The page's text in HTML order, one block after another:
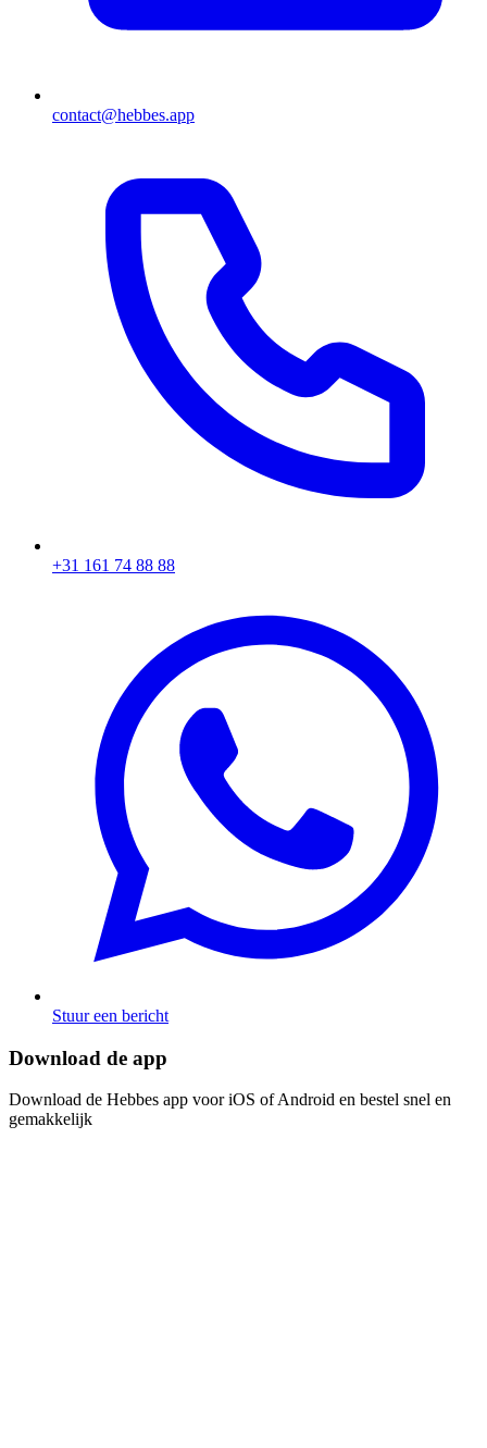
contact@hebbes.app
+31 161 74 88 88‬​​​​‌ ‍ ​‍​‍‌‍ ‌ ​‍‌‍‍‌‌‍‌ ‌‍‍‌‌‍ ‍​‍​‍​ ‍‍​‍​‍‌ ​ ‌‍​‌‌‍ ‍‌‍‍‌‌ ‌​‌ ‍‌​‍ ‍‌‍‍‌‌‍ ​‍​‍​‍ ​​‍​‍‌‍‍​‌ ​‍‌‍‌‌‌‍‌‍​‍​‍​ ‍‍​‍​‍‌‍‍​‌ ‌​‌ ‌​‌ ​​​ ‍‍​‍ ​‍ ‌‍ ​‌‍ ‌‍​ ‌‍​‌‌‍ ​‌‍‍​‌‍ ‌ ​ ‌ ‌​​ ‍‍​ ​ ​ ​ ​ ​ ​ ​ ​‍ ‌‍‍‌‌‍ ‍‌ ‌​‌‍‌‌‌‍ ‍‌ ‌​​‍ ‌‍‌‌‌‍‌​‌‍‍‌‌ ‌​​‍ ‌‍ ‌‌‍ ‌‍‌​‌‍‌‌​ ‌‌ ​​‌ ​‍‌‍‌‌‌ ​ ‌‍‌‌‌‍ ‍‌ ‌​‌‍​‌‌ ‌​‌‍‍‌‌‍ ‌‍ ‍​ ‍ ‌‍‍‌‌‍‌​​ ‌‌‍‌ ‌‍ ​‌‍ ‌‍​‍‌‍​‌‌‍ ​​ ‍ ‌ ‌​‌ ‍‌‌ ​​‌‍‌‌​ ‌‌‍‌ ‌‍ ​‌‍ ‌‍​‍‌‍​‌‌‍ ​​ ‍ ‌ ​​‌‍​‌‌ ‌​‌‍‍​​ ‌‌‍​ ‌‍ ‌‍ ‍‌ ‌​‌‍​‌‌‍​ ‌ ‌​​‍ ‍‌ ​​‌‍‍​‌‍ ‌‍ ‍‌‍‌‌​ ‌‍​‍‌‍​‌‌ ​ ‌‍‌‌‌‌‌‌‌ ​‍‌‍ ​​ ‌‌‍‍​‌ ‌​‌ ‌​‌ ​​​‍‌‌​ ​ ‌​​‌​‍‌‌​ ​‍‌​‌‍​‍‌‌​ ​‍‌​‌‍‌‍ ​‌‍ ‌‍​ ‌‍​‌‌‍ ​‌‍‍​‌‍ ‌ ​ ‌ ‌​​‍‌‌​ ​ ‌​​‌​ ​ ​ ​ ​ ​ ​ ​ ​‍‌‍‌‍‍‌‌‍‌​​ ‌‌‍‌ ‌‍ ​‌‍ ‌‍​‍‌‍​‌‌‍ ​​‍‌‍‌ ‌​‌ ‍‌‌ ​​‌‍‌‌​ ‌‌‍‌ ‌‍ ​‌‍ ‌‍​‍‌‍​‌‌‍ ​​‍‌‍‌ ​​‌‍​‌‌ ‌​‌‍‍​​ ‌‌‍​ ‌‍ ‌‍ ‍‌ ‌​‌‍​‌‌‍​ ‌ ‌​​‍ ‍‌ ​​‌‍‍​‌‍ ‌‍ ‍‌‍‌‌​‍‌‍‌ ​​‌‍‌‌‌ ​‍‌ ​ ‌ ​​‌‍‌‌‌‍​ ‌ ‌​‌‍‍‌‌ ‌‍‌‍‌‌​ ‌‌ ​​‌ ‌‌‌‍​‍‌‍ ​‌‍‍‌‌ ​ ‌‍‍​‌‍‌‌‌‍‌​​‍​‍‌ ‌
Stuur een bericht
Download de app​​​​‌ ‍ ​‍​‍‌‍ ‌ ​‍‌‍‍‌‌‍‌ ‌‍‍‌‌‍ ‍​‍​‍​ ‍‍​‍​‍‌ ​ ‌‍​‌‌‍ ‍‌‍‍‌‌ ‌​‌ ‍‌​‍ ‍‌‍‍‌‌‍ ​‍​‍​‍ ​​‍​‍‌‍‍​‌ ​‍‌‍‌‌‌‍‌‍​‍​‍​ ‍‍​‍​‍‌‍‍​‌ ‌​‌ ‌​‌ ​​​ ‍‍​‍ ​‍ ‌‍ ​‌‍ ‌‍​ ‌‍​‌‌‍ ​‌‍‍​‌‍ ‌ ​ ‌ ‌​​ ‍‍​ ​ ​ ​ ​ ​ ​ ​ ​‍ ‌‍‍‌‌‍ ‍‌ ‌​‌‍‌‌‌‍ ‍‌ ‌​​‍ ‌‍‌‌‌‍‌​‌‍‍‌‌ ‌​​‍ ‌‍ ‌‌‍ ‌‍‌​‌‍‌‌​ ‌‌ ​​‌ ​‍‌‍‌‌‌ ​ ‌‍‌‌‌‍ ‍‌ ‌​‌‍​‌‌ ‌​‌‍‍‌‌‍ ‌‍ ‍​ ‍ ‌‍‍‌‌‍‌​​ ‌‌‍‌ ‌‍ ​‌‍ ‌‍​‍‌‍​‌‌‍ ​​ ‍ ‌ ‌​‌ ‍‌‌ ​​‌‍‌‌​ ‌‌‍‌ ‌‍ ​‌‍ ‌‍​‍‌‍​‌‌‍ ​​ ‍ ‌ ​​‌‍​‌‌ ‌​‌‍‍​​ ‌‌‍‌‍‌‍ ‌‍ ‌ ‌​‌‍‌‌‌ ​‍​‍ ‍‌‍​‌‌ ​​‌ ​​‌​‌​‌‍ ‌ ‌ ‌‍ ‍‌‍ ​‌‍ ‌‍​‌‌‍‌​​‍ ‍‌ ‌​‌‍‍‌‌ ‌​‌‍ ​‌‍‌‌​ ‌‍​‍‌‍​‌‌ ​ ‌‍‌‌‌‌‌‌‌ ​‍‌‍ ​​ ‌‌‍‍​‌ ‌​‌ ‌​‌ ​​​‍‌‌​ ​ ‌​​‌​‍‌‌​ ​‍‌​‌‍​‍‌‌​ ​‍‌​‌‍‌‍ ​‌‍ ‌‍​ ‌‍​‌‌‍ ​‌‍‍​‌‍ ‌ ​ ‌ ‌​​‍‌‌​ ​ ‌​​‌​ ​ ​ ​ ​ ​ ​ ​ ​‍‌‍‌‍‍‌‌‍‌​​ ‌‌‍‌ ‌‍ ​‌‍ ‌‍​‍‌‍​‌‌‍ ​​‍‌‍‌ ‌​‌ ‍‌‌ ​​‌‍‌‌​ ‌‌‍‌ ‌‍ ​‌‍ ‌‍​‍‌‍​‌‌‍ ​​‍‌‍‌ ​​‌‍​‌‌ ‌​‌‍‍​​ ‌‌‍‌‍‌‍ ‌‍ ‌ ‌​‌‍‌‌‌ ​‍​‍ ‍‌‍​‌‌ ​​‌ ​​‌​‌​‌‍ ‌ ‌ ‌‍ ‍‌‍ ​‌‍ ‌‍​‌‌‍‌​​‍ ‍‌ ‌​‌‍‍‌‌ ‌​‌‍ ​‌‍‌‌​‍‌‍‌ ​​‌‍‌‌‌ ​‍‌ ​ ‌ ​​‌‍‌‌‌‍​ ‌ ‌​‌‍‍‌‌ ‌‍‌‍‌‌​ ‌‌ ​​‌ ‌‌‌‍​‍‌‍ ​‌‍‍‌‌ ​ ‌‍‍​‌‍‌‌‌‍‌​​‍​‍‌ ‌
Download de Hebbes app voor iOS of Android en bestel snel en
gemakkelijk​​​​‌ ‍ ​‍​‍‌‍ ‌ ​‍‌‍‍‌‌‍‌ ‌‍‍‌‌‍ ‍​‍​‍​ ‍‍​‍​‍‌ ​ ‌‍​‌‌‍ ‍‌‍‍‌‌ ‌​‌ ‍‌​‍ ‍‌‍‍‌‌‍ ​‍​‍​‍ ​​‍​‍‌‍‍​‌ ​‍‌‍‌‌‌‍‌‍​‍​‍​ ‍‍​‍​‍‌‍‍​‌ ‌​‌ ‌​‌ ​​​ ‍‍​‍ ​‍ ‌‍ ​‌‍ ‌‍​ ‌‍​‌‌‍ ​‌‍‍​‌‍ ‌ ​ ‌ ‌​​ ‍‍​ ​ ​ ​ ​ ​ ​ ​ ​‍ ‌‍‍‌‌‍ ‍‌ ‌​‌‍‌‌‌‍ ‍‌ ‌​​‍ ‌‍‌‌‌‍‌​‌‍‍‌‌ ‌​​‍ ‌‍ ‌‌‍ ‌‍‌​‌‍‌‌​ ‌‌ ​​‌ ​‍‌‍‌‌‌ ​ ‌‍‌‌‌‍ ‍‌ ‌​‌‍​‌‌ ‌​‌‍‍‌‌‍ ‌‍ ‍​ ‍ ‌‍‍‌‌‍‌​​ ‌‌‍‌ ‌‍ ​‌‍ ‌‍​‍‌‍​‌‌‍ ​​ ‍ ‌ ‌​‌ ‍‌‌ ​​‌‍‌‌​ ‌‌‍‌ ‌‍ ​‌‍ ‌‍​‍‌‍​‌‌‍ ​​ ‍ ‌ ​​‌‍​‌‌ ‌​‌‍‍​​ ‌‌‍‌‍‌‍ ‌‍ ‌ ‌​‌‍‌‌‌ ​‍​‍ ‍‌‍​‌‌ ​​‌ ​​‌​‌​‌‍ ‌ ‌ ‌‍ ‍‌‍ ​‌‍ ‌‍​‌‌‍‌​​‍ ‍‌‍‌​‌‍‌‌‌ ​ ‌‍​ ‌ ​‍‌‍‍‌‌ ​​‌ ‌​‌‍‍‌‌‍ ‌‍ ‍​ ‌‍​‍‌‍​‌‌ ​ ‌‍‌‌‌‌‌‌‌ ​‍‌‍ ​​ ‌‌‍‍​‌ ‌​‌ ‌​‌ ​​​‍‌‌​ ​ ‌​​‌​‍‌‌​ ​‍‌​‌‍​‍‌‌​ ​‍‌​‌‍‌‍ ​‌‍ ‌‍​ ‌‍​‌‌‍ ​‌‍‍​‌‍ ‌ ​ ‌ ‌​​‍‌‌​ ​ ‌​​‌​ ​ ​ ​ ​ ​ ​ ​ ​‍‌‍‌‍‍‌‌‍‌​​ ‌‌‍‌ ‌‍ ​‌‍ ‌‍​‍‌‍​‌‌‍ ​​‍‌‍‌ ‌​‌ ‍‌‌ ​​‌‍‌‌​ ‌‌‍‌ ‌‍ ​‌‍ ‌‍​‍‌‍​‌‌‍ ​​‍‌‍‌ ​​‌‍​‌‌ ‌​‌‍‍​​ ‌‌‍‌‍‌‍ ‌‍ ‌ ‌​‌‍‌‌‌ ​‍​‍ ‍‌‍​‌‌ ​​‌ ​​‌​‌​‌‍ ‌ ‌ ‌‍ ‍‌‍ ​‌‍ ‌‍​‌‌‍‌​​‍ ‍‌‍‌​‌‍‌‌‌ ​ ‌‍​ ‌ ​‍‌‍‍‌‌ ​​‌ ‌​‌‍‍‌‌‍ ‌‍ ‍​‍‌‍‌ ​​‌‍‌‌‌ ​‍‌ ​ ‌ ​​‌‍‌‌‌‍​ ‌ ‌​‌‍‍‌‌ ‌‍‌‍‌‌​ ‌‌ ​​‌ ‌‌‌‍​‍‌‍ ​‌‍‍‌‌ ​ ‌‍‍​‌‍‌‌‌‍‌​​‍​‍‌ ‌